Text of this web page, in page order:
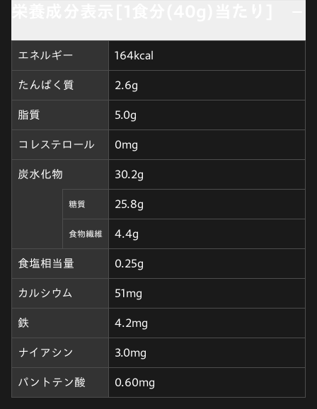
エネルギー 164kcal
たんぱく質 2.6g
脂質 5.0g
コレステロール 0mg
炭水化物 30.2g
糖質 25.8g
食物繊維 4.4g
食塩相当量 0.25g
カルシウム 51mg
鉄 4.2mg
ナイアシン 3.0mg
パントテン酸 0.60mg